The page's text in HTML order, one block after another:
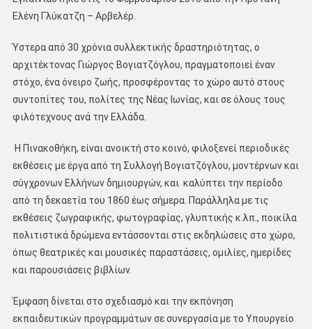
Ελένη Γλύκατζη – Αρβελέρ.
Ύστερα από 30 χρόνια συλλεκτικής δραστηριότητας, ο
αρχιτέκτονας Γιώργος Βογιατζόγλου, πραγματοποιεί έναν
στόχο, ένα όνειρο ζωής, προσφέροντας το χώρο αυτό στους
συντοπίτες του, πολίτες της Νέας Ιωνίας, και σε όλους τους
φιλότεχνους ανά την Ελλάδα.
Η Πινακοθήκη, είναι ανοικτή στο κοινό, φιλοξενεί περιοδικές
εκθέσεις με έργα από τη Συλλογή Βογιατζόγλου, μοντέρνων και
σύγχρονων Ελλήνων δημιουργών, και καλύπτει την περίοδο
από τη δεκαετία του 1860 έως σήμερα. Παράλληλα με τις
εκθέσεις ζωγραφικής, φωτογραφίας, γλυπτικής κ.λπ., ποικίλα
πολιτιστικά δρώμενα εντάσσονται στις εκδηλώσεις στο χώρο,
όπως θεατρικές και μουσικές παραστάσεις, ομιλίες, ημερίδες
και παρουσιάσεις βιβλίων.
Έμφαση δίνεται στο σχεδιασμό και την εκπόνηση
εκπαιδευτικών προγραμμάτων σε συνεργασία με το Υπουργείο